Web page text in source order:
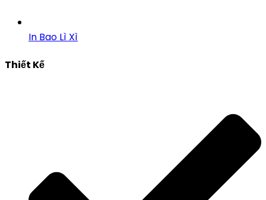
In Bao Lì Xì
Thiết Kế